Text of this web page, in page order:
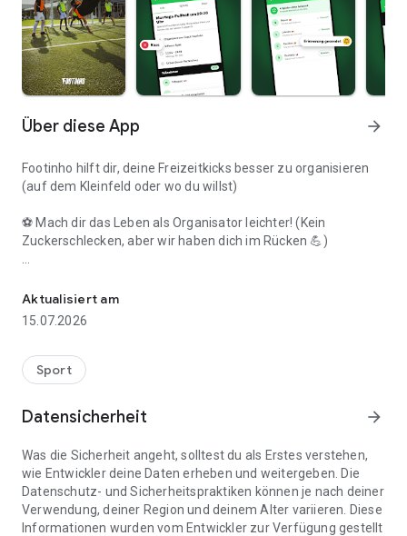
Über diese App arrow_forward
Footinho hilft dir, deine Freizeitkicks besser zu organisieren
(auf dem Kleinfeld oder wo du willst)
⚽ Mach dir das Leben als Organisator leichter! (Kein
Zuckerschlecken, aber wir haben dich im Rücken 💪)
oder? 🧘‍♂️)
➡️ Lade deine Spieler mit 1 Tipp ein (per E-Mail, Push-
Plätze frei sind
➡️ Steigere die Rückmeldequote deiner Spieler mit
Benachrichtigungen und E-Mails
Aktualisiert am
15.07.2026
Sport
Datensicherheit arrow_forward
Was die Sicherheit angeht, solltest du als Erstes verstehen,
wie Entwickler deine Daten erheben und weitergeben. Die
Datenschutz- und Sicherheitspraktiken können je nach deiner
Verwendung, deiner Region und deinem Alter variieren. Diese
Informationen wurden vom Entwickler zur Verfügung gestellt